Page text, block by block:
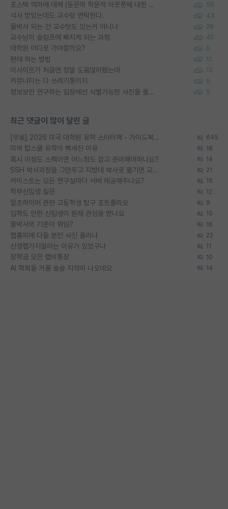
포스텍 억까에 대해 (동문의 학문적 아웃풋에 대한 반박) 50
석사 받았는데도 교수랑 연락한다. 43
물박사 되는 건 교수탓도 있는거 아니냐 29
교수님이 슬럼프에 빠지게 되는 과정 40
대학원 어디로 가야할까요? 5
편애 하는 방법 12
이사이트가 처음엔 정말 도움많이됐는데 13
커뮤니티는 다 쓰레기통이지 5
정보보안 연구하는 입장에선 식별가능한 사진을 올리는건 비추이긴함 5
최근 댓글이 많이 달린 글
[무료] 2026 미국 대학원 유학 스타터팩 - 가이드북 & 합격자 컨택메일 템플릿 645
미박 탑스쿨 유학이 빡세진 이유 18
혹시 이정도 스펙이면 어느정도 잡고 준비해야하나요? 14
SSH 박사과정을 그만두고 지방대 박사로 옮기면 교수의 꿈은 끝일까요? 21
카이스트는 모든 연구실마다 서버 제공해주나요? 15
학부신입생 질문 12
알츠하이머 관련 고등학생 탐구 포트폴리오 9
입학도 안한 신입생이 원래 관심을 받나요 10
물박사의 기준이 뭐임? 16
랩홈피에 다들 본인 사진 올리냐 22
신생랩가지말라는 이유가 있었구나 11
장학금 모은 랩비통장 10
AI 학회들 거품 슬슬 지적이 나오네요 14